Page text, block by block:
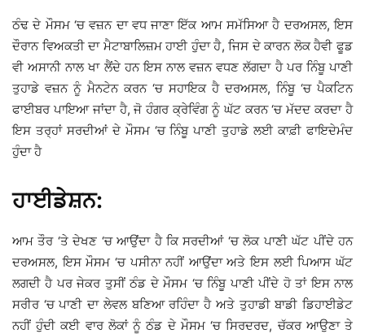
ਠੰਢ ਦੇ ਮੌਸਮ ‘ਚ ਵਜ਼ਨ ਦਾ ਵਧ ਜਾਣਾ ਇੱਕ ਆਮ ਸਮੱਸਿਆ ਹੈ ਦਰਅਸਲ, ਇਸ
ਦੌਰਾਨ ਵਿਅਕਤੀ ਦਾ ਮੈਟਾਬਾਲਿਜ਼ਮ ਹਾਈ ਹੁੰਦਾ ਹੈ, ਜਿਸ ਦੇ ਕਾਰਨ ਲੋਕ ਹੈਵੀ ਫੂਡ
ਵੀ ਅਸਾਨੀ ਨਾਲ ਖਾ ਲੈਂਦੇ ਹਨ ਇਸ ਨਾਲ ਵਜ਼ਨ ਵਧਣ ਲੱਗਦਾ ਹੈ ਪਰ ਨਿੰਬੂ ਪਾਣੀ
ਤੁਹਾਡੇ ਵਜ਼ਨ ਨੂੰ ਮੈਨਟੇਨ ਕਰਨ ‘ਚ ਸਹਾਇਕ ਹੈ ਦਰਅਸਲ, ਨਿੰਬੂ ‘ਚ ਪੈਕਟਿਨ
ਫਾਈਬਰ ਪਾਇਆ ਜਾਂਦਾ ਹੈ, ਜੋ ਹੰਗਰ ਕ੍ਰੇਵਿੰਗ ਨੂੰ ਘੱਟ ਕਰਨ ‘ਚ ਮੱਦਦ ਕਰਦਾ ਹੈ
ਇਸ ਤਰ੍ਹਾਂ ਸਰਦੀਆਂ ਦੇ ਮੌਸਮ ‘ਚ ਨਿੰਬੂ ਪਾਣੀ ਤੁਹਾਡੇ ਲਈ ਕਾਫ਼ੀ ਫਾਇਦੇਮੰਦ
ਹੁੰਦਾ ਹੈ
ਹਾਈਡੇਸ਼ਨ:
ਆਮ ਤੌਰ ‘ਤੇ ਦੇਖਣ ‘ਚ ਆਉਂਦਾ ਹੈ ਕਿ ਸਰਦੀਆਂ ‘ਚ ਲੋਕ ਪਾਣੀ ਘੱਟ ਪੀਂਦੇ ਹਨ
ਦਰਅਸਲ, ਇਸ ਮੌਸਮ ‘ਚ ਪਸੀਨਾ ਨਹੀਂ ਆਉਂਦਾ ਅਤੇ ਇਸ ਲਈ ਪਿਆਸ ਘੱਟ
ਲਗਦੀ ਹੈ ਪਰ ਜੇਕਰ ਤੁਸੀਂ ਠੰਡ ਦੇ ਮੌਸਮ ‘ਚ ਨਿੰਬੂ ਪਾਣੀ ਪੀਂਦੇ ਹੋ ਤਾਂ ਇਸ ਨਾਲ
ਸਰੀਰ ‘ਚ ਪਾਣੀ ਦਾ ਲੇਵਲ ਬਣਿਆ ਰਹਿੰਦਾ ਹੈ ਅਤੇ ਤੁਹਾਡੀ ਬਾਡੀ ਡਿਹਾਈਡੇਟ
ਨਹੀਂ ਹੁੰਦੀ ਕਈ ਵਾਰ ਲੋਕਾਂ ਨੂੰ ਠੰਡ ਦੇ ਮੌਸਮ ‘ਚ ਸਿਰਦਰਦ, ਚੱਕਰ ਆਉਣਾ ਤੇ